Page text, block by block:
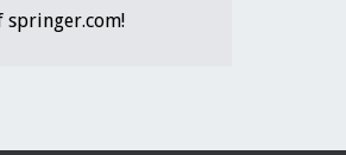
springer.com!